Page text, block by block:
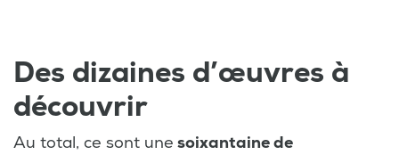
Des dizaines d’œuvres à
découvrir
Au total, ce sont une soixantaine de